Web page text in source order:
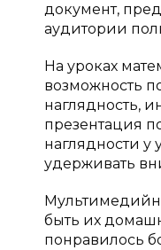
документ,
аудитории
На уроках
возможность
наглядность,
презентация
наглядности
удерживать
быть их
понравилось